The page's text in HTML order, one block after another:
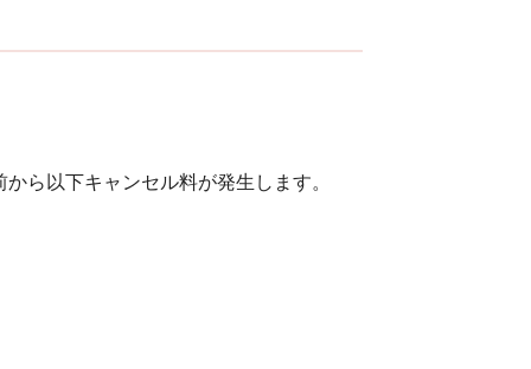
ら以下キャンセル料が発生します。